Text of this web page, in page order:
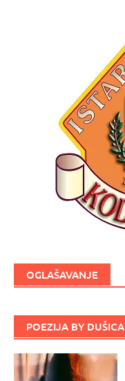
OGLAŠAVANJE
POEZIJA BY DUŠICA